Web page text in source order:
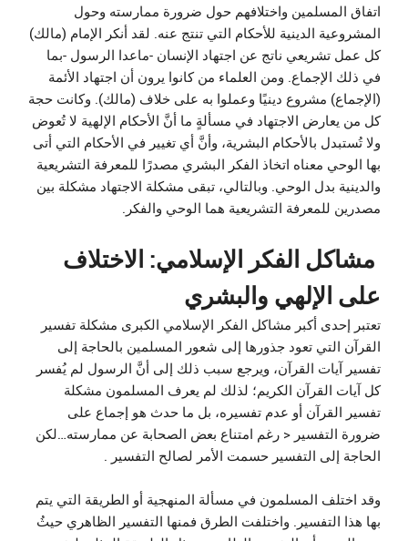
اتفاق المسلمين واختلافهم حول ضرورة ممارسته وحول
المشروعية الدينية للأحكام التي تنتج عنه. لقد أنكر الإمام (مالك)
كل عمل تشريعي ناتج عن اجتهاد الإنسان -ماعدا الرسول -بما
في ذلك الإجماع. ومن العلماء من كانوا يرون أن اجتهاد الأئمة
(الإجماع) مشروع دينيًا وعملوا به على خلاف (مالك). وكانت حجة
كل من يعارض الاجتهاد في مسألةٍ ما أنَّ الأحكام الإلهية لا تُعوض
ولا تُستبدل بالأحكام البشرية، وأنَّ أي تغيير في الأحكام التي أتى
بها الوحي معناه اتخاذ الفكر البشري مصدرًا للمعرفة التشريعية
والدينية بدل الوحي. وبالتالي، تبقى مشكلة الاجتهاد مشكلة بين
مصدرين للمعرفة التشريعية هما الوحي والفكر.
مشاكل الفكر الإسلامي: الاختلاف
على الإلهي والبشري
تعتبر إحدى أكبر مشاكل الفكر الإسلامي الكبرى مشكلة تفسير
القرآن التي تعود جذورها إلى شعور المسلمين بالحاجة إلى
تفسير آيات القرآن، ويرجع سبب ذلك إلى أنَّ الرسول لم يُفسر
كل آيات القرآن الكريم؛ لذلك لم يعرف المسلمون مشكلة
تفسير القرآن أو عدم تفسيره، بل ما حدث هو إجماع على
ضرورة التفسير < رغم امتناع بعض الصحابة عن ممارسته…لكن
الحاجة إلى التفسير حسمت الأمر لصالح التفسير .
وقد اختلف المسلمون في مسألة المنهجية أو الطريقة التي يتم
بها هذا التفسير. واختلفت الطرق فمنها التفسير الظاهري حيثُ